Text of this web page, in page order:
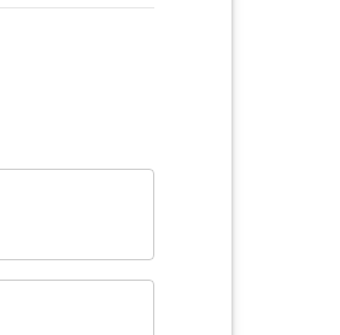
Schinken nicht